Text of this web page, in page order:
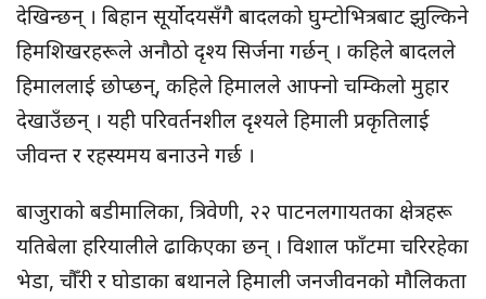
देखिन्छन् । बिहान सूर्योदयसँगै बादलको घुम्टोभित्रबाट झुल्किने
हिमशिखरहरूले अनौठो दृश्य सिर्जना गर्छन् । कहिले बादलले
हिमाललाई छोप्छन्, कहिले हिमालले आफ्नो चम्किलो मुहार
देखाउँछन् । यही परिवर्तनशील दृश्यले हिमाली प्रकृतिलाई
जीवन्त र रहस्यमय बनाउने गर्छ ।
बाजुराको बडीमालिका, त्रिवेणी, २२ पाटनलगायतका क्षेत्रहरू
यतिबेला हरियालीले ढाकिएका छन् । विशाल फाँटमा चरिरहेका
भेडा, चौँरी र घोडाका बथानले हिमाली जनजीवनको मौलिकता